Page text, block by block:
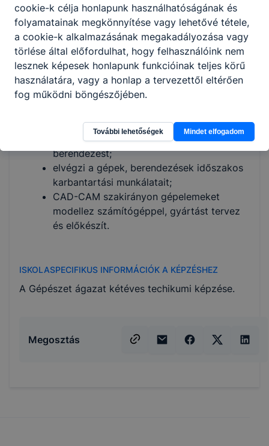
gépészeti kötéseket (csavarkötés,
ékkötés, reteszkötés) szakszerűen
létrehoz és bont;
elvégzi hidraulikus és pneumatikus
(folyadékkal és sűrített levegővel működő)
rendszerek elemeinek, illetve szabványos
gépelemek (csapágyak, fogaskerekek,
cseréjét;
beüzemeli a javított, karbantartott
berendezést;
elvégzi a gépek, berendezések időszakos
karbantartási munkálatait;
CAD-CAM szakirányon gépelemeket
modellez számítógéppel, gyártást tervez
és előkészít.
ISKOLASPECIFIKUS INFORMÁCIÓK A KÉPZÉSHEZ
A Gépészet ágazat kétéves techikumi képzése.
Megosztás
cookie-k célja honlapunk használhatóságának és
folyamatainak megkönnyítése vagy lehetővé tétele,
a cookie-k alkalmazásának megakadályozása vagy
törlése által előfordulhat, hogy felhasználóink nem
lesznek képesek honlapunk funkcióinak teljes körű
használatára, vagy a honlap a tervezettől eltérően
fog működni böngészőjében.
További lehetőségek Mindet elfogadom